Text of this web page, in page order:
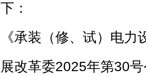
：
承装（修、试）电力
展改革委2025年第30